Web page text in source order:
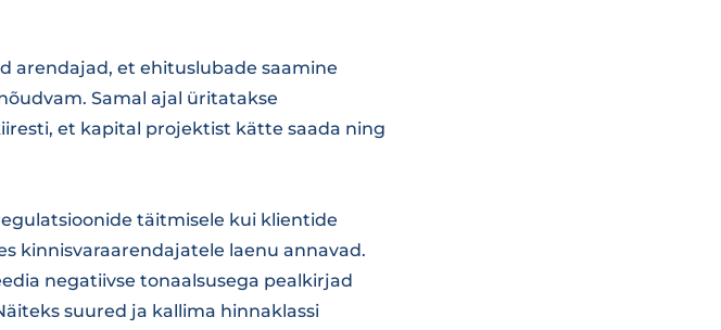
arendajad, et ehituslubade saamine
Samal ajal üritatakse
et kapital projektist kätte saada ning
täitmisele kui klientide
kinnisvaraarendajatele laenu annavad.
negatiivse tonaalsusega pealkirjad
suured ja kallima hinnaklassi